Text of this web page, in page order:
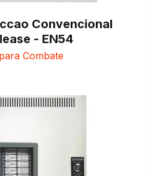
Convencional
- EN54
Combate